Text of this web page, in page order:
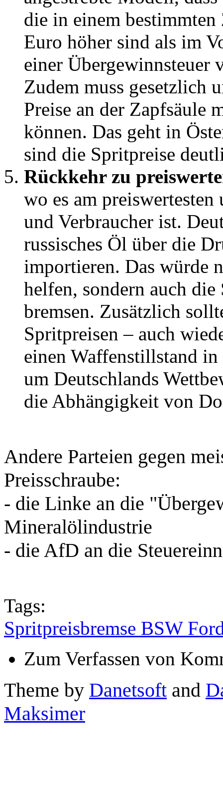
die in einem
Euro höher sind als im
einer Übergewinnsteuer
Zudem muss gesetzlich
Preise an der Zapfsäule
können. Das geht in
sind die Spritpreise
Rückkehr zu
wo es am
und Verbraucher ist.
russisches Öl über die
importieren. Das würde
helfen, sondern auch
bremsen. Zusätzlich
Spritpreisen – auch
einen Waffenstillstand
um Deutschlands
die Abhängigkeit von
Andere Parteien gegen
Preisschraube:
- die Linke an die
Mineralölindustrie
- die AfD an die
Tags:
Spritpreisbremse BSW
Zum Verfassen von
Theme by Danetsoft and
Maksimer